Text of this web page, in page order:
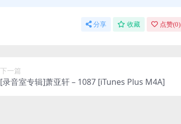
分享 收藏 点赞(0)
下一篇
[录音室专辑]萧亚轩 – 1087 [iTunes Plus M4A]